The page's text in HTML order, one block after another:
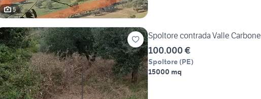
5
Spoltore contrada Valle Carbone
100.000 €
Spoltore (PE)
15000 mq